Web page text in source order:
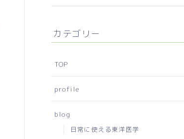
カテゴリー
TOP
profile
blog
日常に使える東洋医学